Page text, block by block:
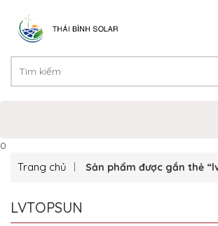
0
Trang chủ Sản phẩm được gắn thẻ
LVTOPSUN